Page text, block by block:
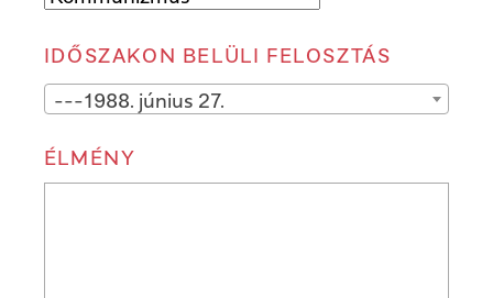
IDŐSZAKON BELÜLI FELOSZTÁS
---1988. június 27.
ÉLMÉNY